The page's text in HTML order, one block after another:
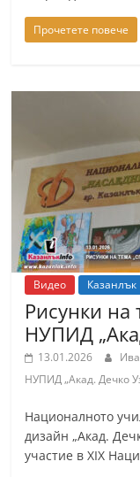
Прочетете повече
Видео Казанлък
Рисунки на
НУПИД
13.01.2026
НУПИД „Акад. Дечко
Националното
дизайн „Акад.
участие в ХIХ